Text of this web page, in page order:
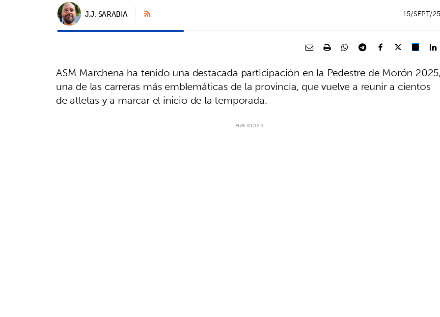
J.J. SARABIA 15/SEPT/25
ASM Marchena ha tenido una destacada participación en la Pedestre de Morón
una de las carreras más emblemáticas de la provincia, que vuelve a reunir a cientos
de atletas y a marcar el inicio de la temporada.